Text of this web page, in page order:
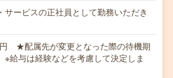
サービスの正社員として勤務いただき
★配属先が変更となった際の待機期
給与は経験などを考慮して決定しま